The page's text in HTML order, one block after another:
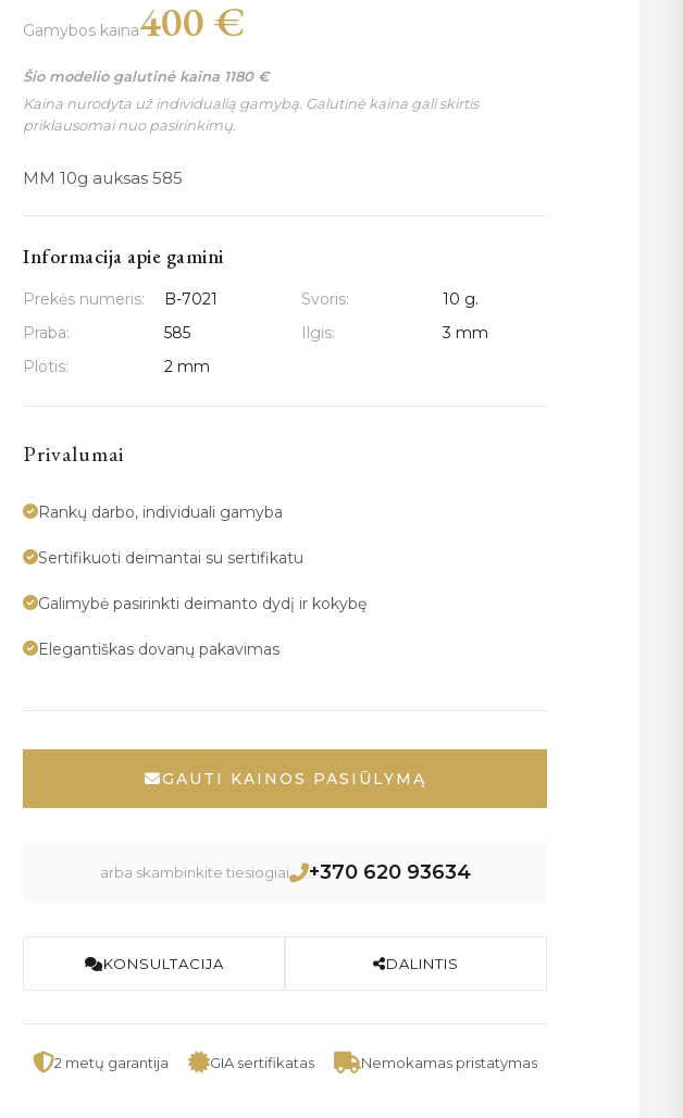
Gamybos kaina400 €
Šio modelio galutinė kaina 1180 €
Kaina nurodyta už individualią gamybą. Galutinė kaina gali skirtis
priklausomai nuo pasirinkimų.
MM 10g auksas 585
Informacija apie gamini
Prekės numeris: B-7021 Svoris:
10 g.
Praba:
585 Ilgis:
3 mm
Plotis:
2 mm
Privalumai
Rankų darbo, individuali gamyba
Sertifikuoti deimantai su sertifikatu
Galimybė pasirinkti deimanto dydį ir kokybę
Elegantiškas dovanų pakavimas
GAUTI KAINOS PASIŪLYMĄ
arba skambinkite tiesiogiai +370 620 93634
KONSULTACIJA DALINTIS
2 metų garantija GIA sertifikatas Nemokamas pristatymas